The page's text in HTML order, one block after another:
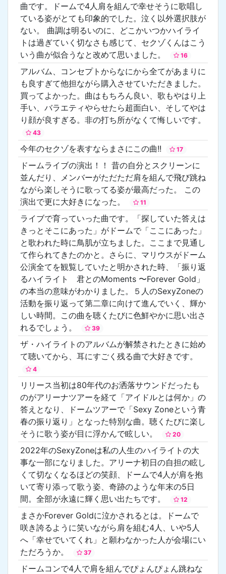
曲です。ドームで4人肩を組んで幸せそうに歌唱し
ている姿がとても印象的でした。泣く以外選択肢が
ない。 曲調は明るいのに、どこかいつかハイライ
トは過ぎていく切なさも感じて、セクゾくんはこう
いう曲が似合うなと改めて思いました。
16
アルバム、コンセプトからなにから全てがあまりに
も良すぎて他担ながら購入させていただきました。
買ってよかった。曲はもちろん良い、歌もやはり上
手い、バラエティやらせたら超面白い、そしてやは
り顔が良すぎる。非の打ち所がなくて悔しいです。
43
今年のセクゾを表すならまさにこの曲!! 17
ドームライブの演出！！ 昔の自分とスクリーンに
並んだり、メンバーがただただ肩を組んで飛び跳ね
ながら楽しそうに歌ってる姿が最高だった。 この
演出で更に大好きになった。
11
ライブで育っていった曲です。「探していた答えは
きっとそこにあった」がドームで「ここにあった」
と歌われた時に鳥肌が立ちました。ここまで見通し
て作られてきたのかと。さらに、マリウスがドーム
公演全てを観覧していたと明かされた時、「振り返
るハイライト 君とのMoments 〜Forever Gold」
の本当の意味がわかりました。５人のSexyZoneの
活動を振り返って第二章に向けて進んでいく、輝か
しい時間。この曲を聴くたびに色鮮やかに思い出さ
れるでしょう。
39
ザ・ハイライトのアルバムが解禁されたときに始め
て聴いてから、耳にすごく残る曲で大好きです。
4
リリース当初は80年代のお洒落サウンドだったも
のがアリーナツアーを経て「アイドルとは何か」の
答えとなり、ドームツアーで「Sexy Zoneという青
春の振り返り」となった特別な曲。聴くたびに楽し
そうに歌う姿が目に浮かんで眩しい。
20
2022年のSexyZoneは私の人生のハイライトの大
事な一部になりました。アリーナ初日の自担の眩し
くて切なくなるほどの笑顔、ドームで4人が肩を抱
いて寄り添って歌う姿、奇跡のような年末の5日
間。全部が永遠に輝く思い出たちです。
12
まさかForever Goldに泣かされるとは。ドームで
咲き誇るように笑いながら肩を組む4人、いや5人
へ「幸せでいてくれ」と願わなかった人が会場にい
ただろうか。
37
ドームコンで4人で肩を組んでぴょんぴょん跳ねな